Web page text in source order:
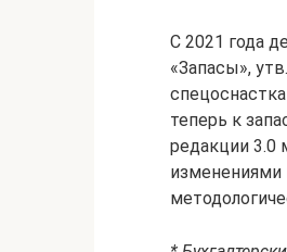
С 2021 года
«Запасы»,
теперь к
редакции 3.0
изменениями